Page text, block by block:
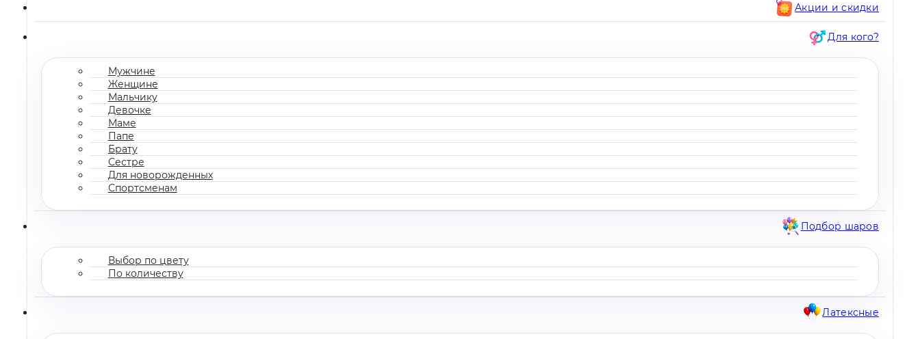
Акции и скидки
Для кого?
Мужчине
Женщине
Мальчику
Девочке
Маме
Папе
Брату
Сестре
Для новорожденных
Спортсменам
Подбор шаров
Выбор по цвету
По количеству
Латексные